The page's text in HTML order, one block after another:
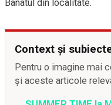
Banatul din localitate.
Context și
Pentru o imagine mai
și aceste articole